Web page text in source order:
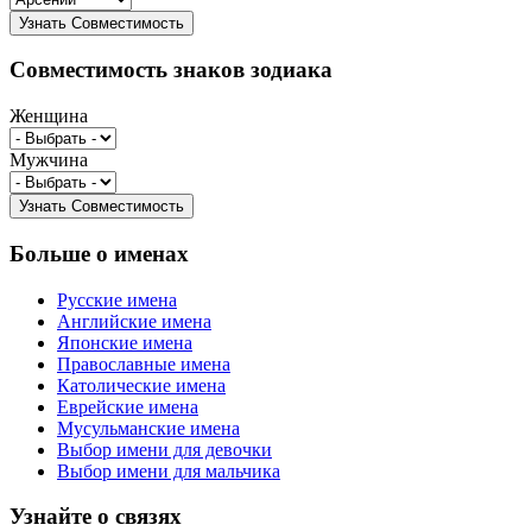
Совместимость знаков зодиака
Женщина
Мужчина
Больше о именах
Русские имена
Английские имена
Японские имена
Православные имена
Католические имена
Еврейские имена
Мусульманские имена
Выбор имени для девочки
Выбор имени для мальчика
Узнайте о связях